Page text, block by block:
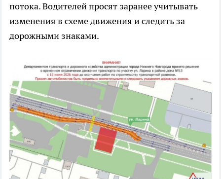
потока. Водителей просят заранее учитывать
изменения в схеме движения и следить за
дорожными знаками.